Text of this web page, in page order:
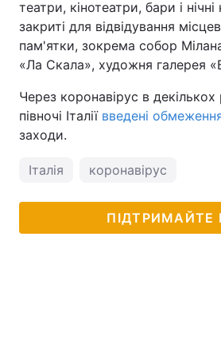
Тема оформлення
театри, кінотеатри, бари і
закриті для відвідування
пам'ятки, зокрема собор
«Ла Скала», художня галерея
Через коронавірус в декількох
півночі Італії введені
заходи.
Італія коронавірус
ПІДТРИМАЙТЕ